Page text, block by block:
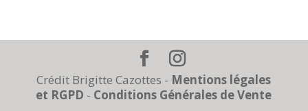
Crédit Brigitte Cazottes - Mentions légales
et RGPD - Conditions Générales de Vente